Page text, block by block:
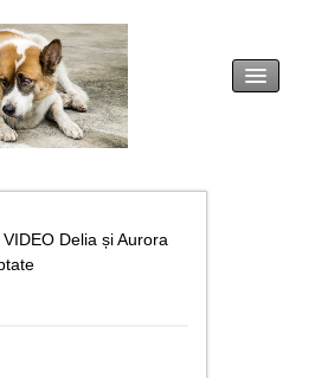
VIDEO Delia și Aurora